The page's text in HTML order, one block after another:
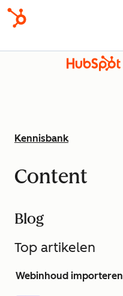
Kennisbank
Content
Blog
Top artikelen
Webinhoud